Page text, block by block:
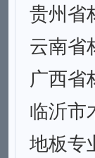
贵州
云南省
广西
临沂市
地板专